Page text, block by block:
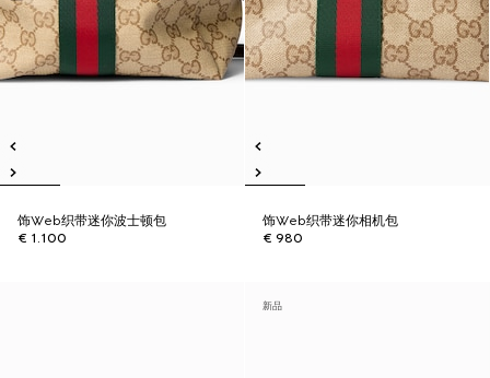
饰Web织带迷你波士顿包
€ 1.100
饰Web织带迷你相机包
€ 980
新品